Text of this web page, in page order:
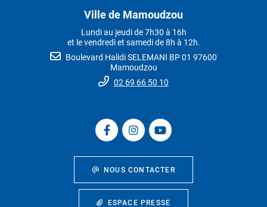
Ville de Mamoudzou
Lundi au jeudi de 7h30 à 16h
et le vendredi et samedi de 8h à 12h.
Boulevard Halidi SELEMANI BP 01 97600
Mamoudzou
02 69 66 50 10
NOUS CONTACTER
ESPACE PRESSE